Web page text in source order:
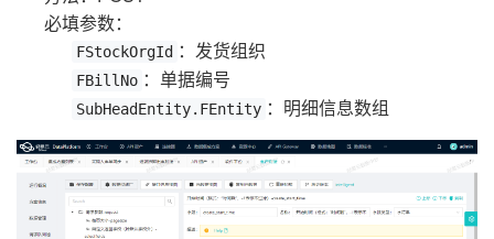
必填参数：
FStockOrgId ：发货组织
FBillNo ：单据编号
SubHeadEntity.FEntity ：明细信息数组